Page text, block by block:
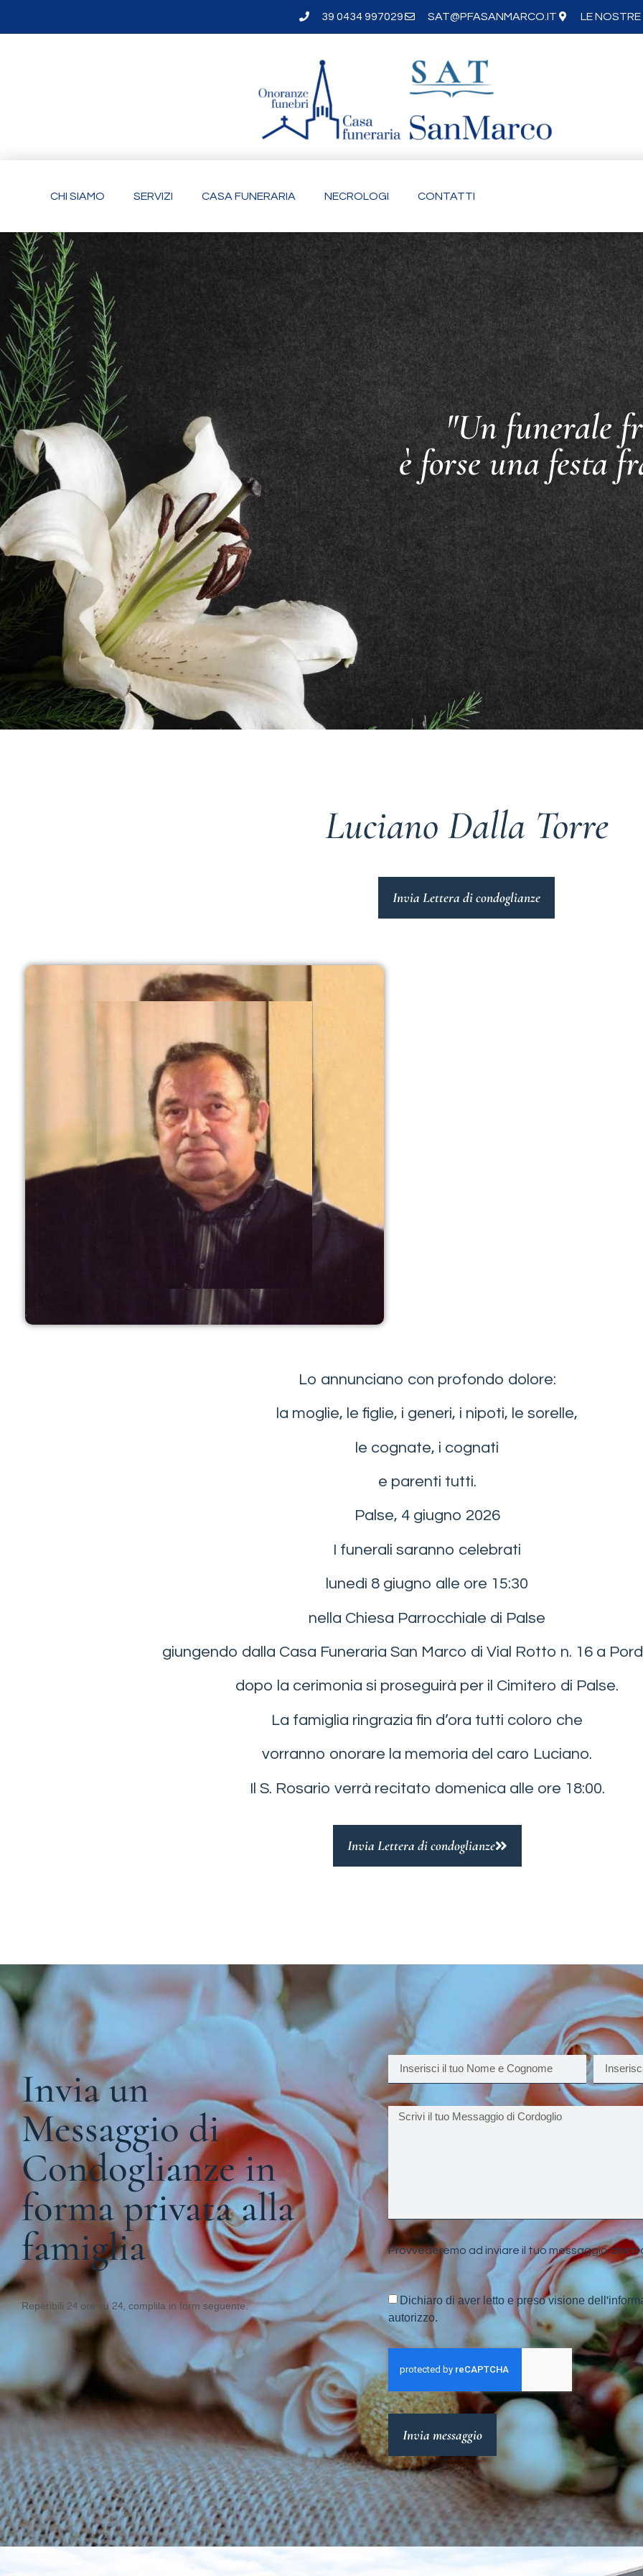
39 0434 997029 SAT@PFASANMARCO.IT LE NOSTRE
CHI SIAMO SERVIZI CASA FUNERARIA NECROLOGI CONTATTI
"Un funerale
è forse una festa
Luciano Dalla Torre
Invia Lettera di condoglianze
Lo annunciano con profondo dolore:
la moglie, le figlie, i generi, i nipoti, le sorelle,
le cognate, i cognati
e parenti tutti.
Palse, 4 giugno 2026
I funerali saranno celebrati
lunedì 8 giugno alle ore 15:30
nella Chiesa Parrocchiale di Palse
giungendo dalla Casa Funeraria San Marco di Vial Rotto n. 16 a
dopo la cerimonia si proseguirà per il Cimitero di Palse.
La famiglia ringrazia fin d’ora tutti coloro che
vorranno onorare la memoria del caro Luciano.
Il S. Rosario verrà recitato domenica alle ore 18:00.
Invia Lettera di condoglianze
Invia un
Messaggio di
Condoglianze in
forma privata alla
famiglia
Reperibili 24 ore su 24, complila in form seguente.
Provvederemo ad inviare il tuo messaggio
Dichiaro di aver letto e preso visione
autorizzo.
Invia messaggio